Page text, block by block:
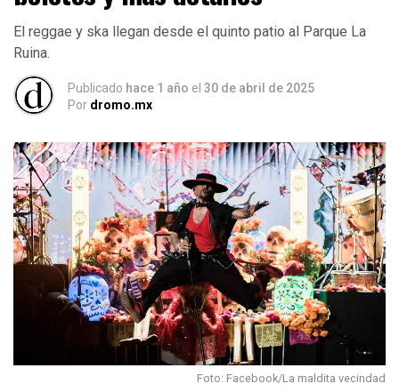
El reggae y ska llegan desde el quinto patio al Parque La
Ruina.
Publicado hace 1 año el 30 de abril de 2025
Por dromo.mx
Foto: Facebook/La maldita vecindad